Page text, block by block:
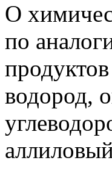
О
по
водород,